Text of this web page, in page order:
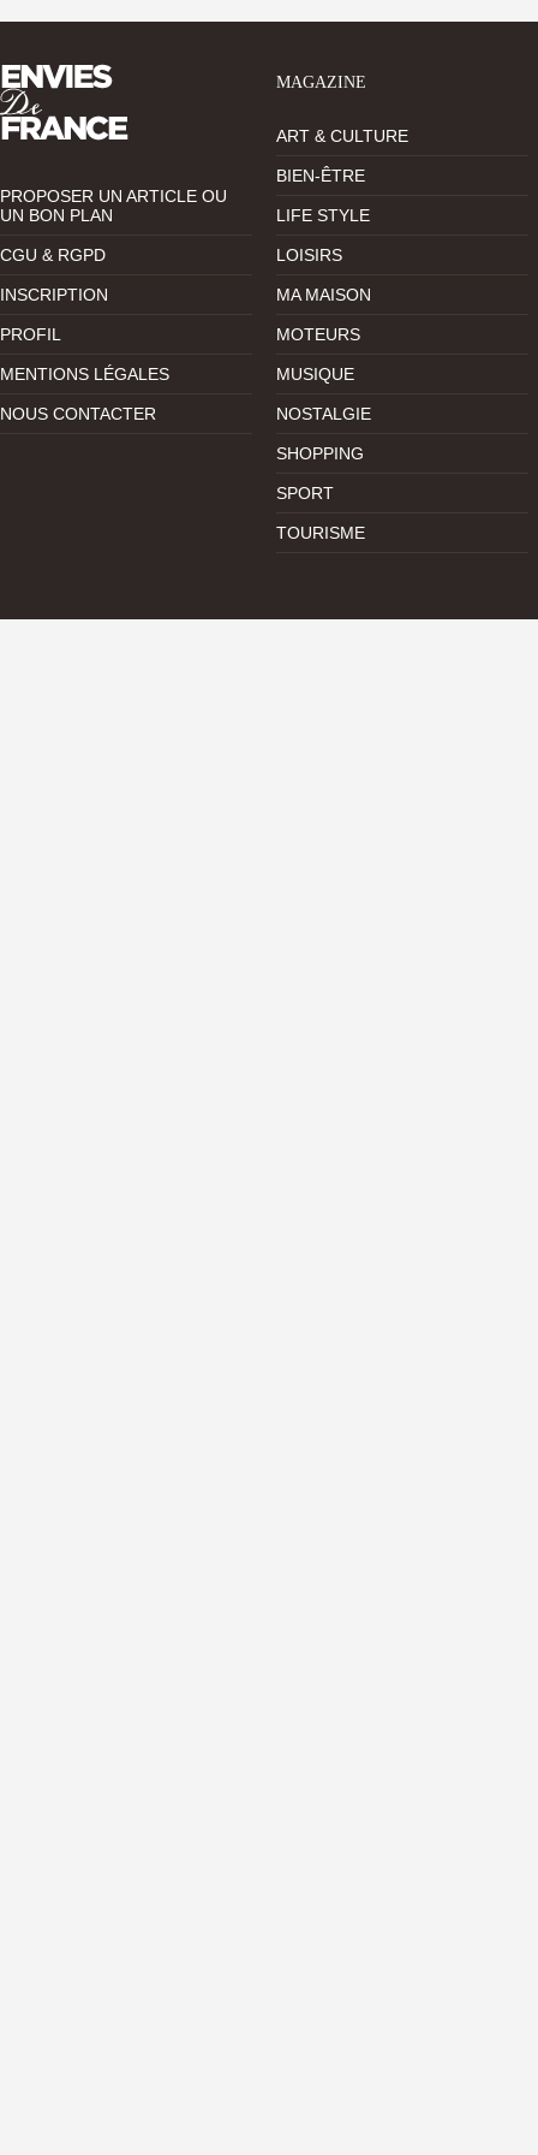
PROPOSER UN ARTICLE OU
UN BON PLAN
CGU & RGPD
INSCRIPTION
PROFIL
MENTIONS LÉGALES
NOUS CONTACTER
MAGAZINE
ART & CULTURE
BIEN-ÊTRE
LIFE STYLE
LOISIRS
MA MAISON
MOTEURS
MUSIQUE
NOSTALGIE
SHOPPING
SPORT
TOURISME